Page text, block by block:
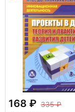
168
335